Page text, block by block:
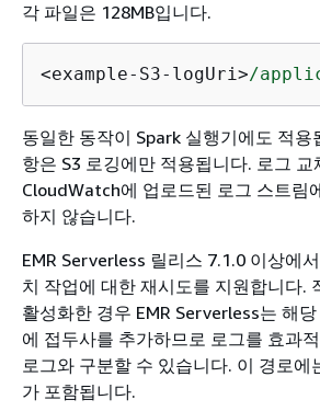
각 파일은 128MB입니다.
<example-S3-logUri>/
동일한 동작이 Spark 실행기에도 적용
항은 S3 로깅에만 적용됩니다. 로그 교
CloudWatch에 업로드된 로그 스트림
하지 않습니다.
EMR Serverless 릴리스 7.1.0 이상에
치 작업에 대한 재시도를 지원합니다.
활성화한 경우 EMR Serverless는 해
에 접두사를 추가하므로 로그를 효과
로그와 구분할 수 있습니다. 이 경로에
가 포함됩니다.